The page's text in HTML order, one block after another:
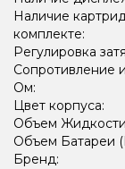
Наличие
комплекте:
Регулировка
Сопротивление
Ом:
Цвет корпуса:
Объем
Объем Батареи
Бренд: